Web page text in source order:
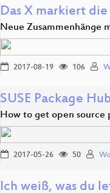
Das X markiert
Neue Zusammenhänge
2017-08-19 106
SUSE Package
How to get open source
2017-05-26 50
Ich weiß, was du